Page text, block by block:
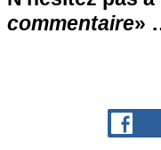
commentaire»